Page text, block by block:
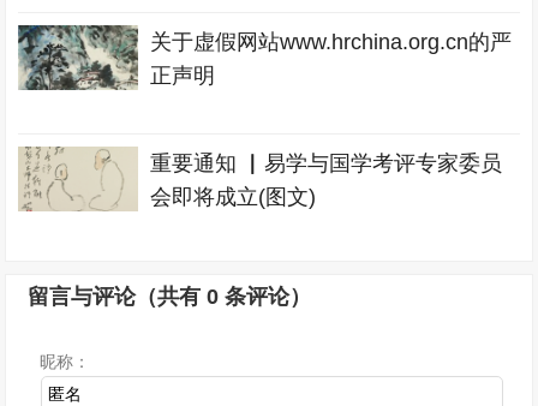
关于虚假网站www.hrchina.org.cn的严
正声明
重要通知 ▏易学与国学考评专家委员
会即将成立(图文)
留言与评论（共有0 条评论）
昵称：